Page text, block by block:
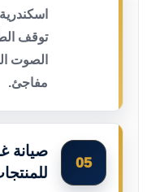
توقف
الصوت
مفاجئ.
05
صيانة